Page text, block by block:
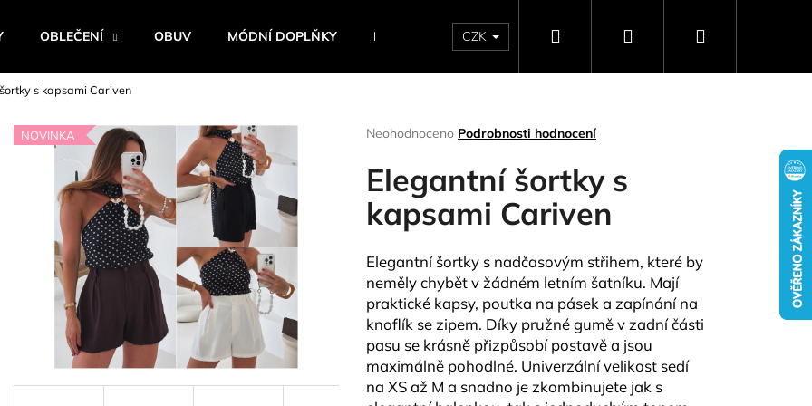
OBLEČENÍ OBUV MÓDNÍ DOPLŇKY BESTSELLERY NAPIŠTE NÁM DÁRKOVÉ POUKAZY
CZK Hledat PřihlášeníNákupní
s kapsami Cariven
Průměrné
produktu
je
0,0
hvězdiček.
Neohodnoceno Podrobnosti hodnocení
Elegantní šortky s
kapsami Cariven
Elegantní šortky s nadčasovým střihem, které by
neměly chybět v žádném letním šatníku. Mají
praktické kapsy, poutka na pásek a zapínání na
knoflík se zipem. Díky pružné gumě v zadní části
pasu se krásně přizpůsobí postavě a jsou
maximálně pohodlné. Univerzální velikost sedí
na XS až M a snadno je zkombinujete jak s
NOVINKA
Co potřebujete najít?
HLEDAT
Doporučujeme
Následující